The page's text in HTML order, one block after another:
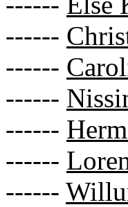
------
------
------
------
------
------